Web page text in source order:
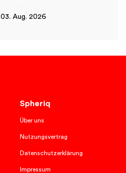
03. Aug. 2026
Spheriq
Über uns
Nutzungsvertrag
Datenschutzerklärung
Impressum